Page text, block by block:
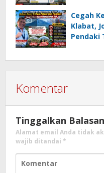
Cegah
Klabat,
Pendaki
Komentar
Tinggalkan Balasan
Alamat email Anda tidak
wajib ditandai *